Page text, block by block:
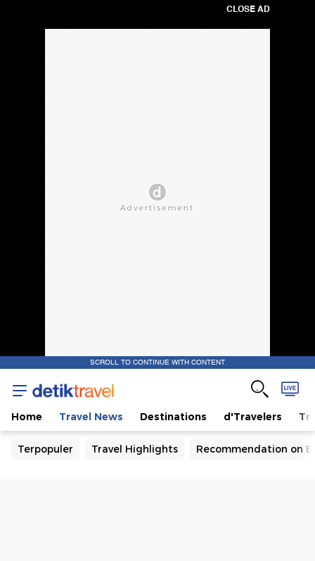
CLOSE AD
SCROLL TO CONTINUE WITH CONTENT
Home Travel News Destinations d'Travelers
Terpopuler Travel Highlights Recommendation on